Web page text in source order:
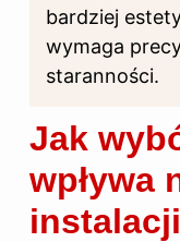
bardziej
wymaga
staranności.
Jak
wpływa